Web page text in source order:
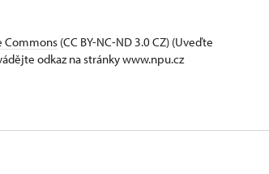
Commons (CC BY-NC-ND 3.0 CZ) (Uveďte
odkaz na stránky www.npu.cz